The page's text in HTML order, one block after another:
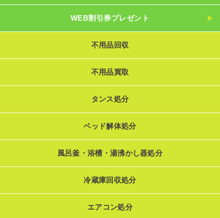
WEB割引券プレゼント
不用品回収
不用品買取
タンス処分
ベッド解体処分
風呂釜・浴槽・湯沸かし器処分
冷蔵庫回収処分
エアコン処分